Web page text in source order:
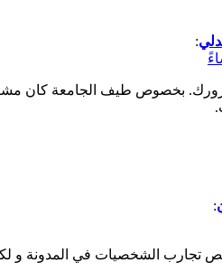
:
بخصوص طيف الجامعة كان
:
تجارب الشخصيات في المدونة و لكم